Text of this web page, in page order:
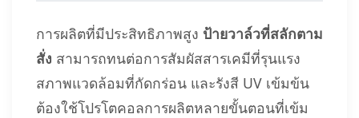
การผลิตที่มีประสิทธิภาพสูง ป้ายวาล์วที่สลักตาม
สั่ง สามารถทนต่อการสัมผัสสารเคมีที่รุนแรง
สภาพแวดล้อมที่กัดกร่อน และรังสี UV เข้มข้น
ต้องใช้โปรโตคอลการผลิตหลายขั้นตอนที่เข้ม